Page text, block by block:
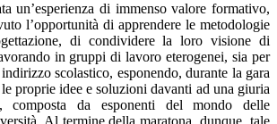
un’esperienza di immenso valore formativo,
l’opportunità di apprendere le metodologie
di condividere la loro visione di
in gruppi di lavoro eterogenei, sia per
scolastico, esponendo, durante la gara
proprie idee e soluzioni davanti ad una giuria
composta da esponenti del mondo delle